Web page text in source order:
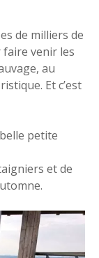
de milliers de
venir les
au
Et c’est
petite
et de